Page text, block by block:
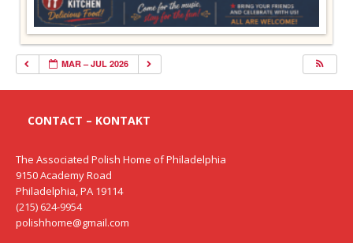
MAR – JUL 2026
CONTACT – KONTAKT
The Associated Polish Home of Philadelphia
9150 Academy Road
Philadelphia, PA 19114
(215) 624-9954
polishhome@gmail.com